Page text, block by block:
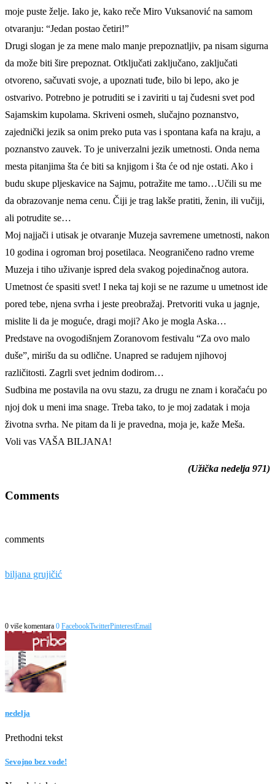
moje puste želje. Iako je, kako reče Miro Vuksanović na samom
otvaranju: “Jedan postao četiri!”
Drugi slogan je za mene malo manje prepoznatljiv, pa nisam sigurna
da može biti šire prepoznat. Otključati zaključano, zaključati
otvoreno, sačuvati svoje, a upoznati tuđe, bilo bi lepo, ako je
ostvarivo. Potrebno je potruditi se i zaviriti u taj čudesni svet pod
Sajamskim kupolama. Skriveni osmeh, slučajno poznanstvo,
zajednički jezik sa onim preko puta vas i spontana kafa na kraju, a
poznanstvo zauvek. To je univerzalni jezik umetnosti. Onda nema
mesta pitanjima šta će biti sa knjigom i šta će od nje ostati. Ako i
budu skupe pljeskavice na Sajmu, potražite me tamo…Učili su me
da obrazovanje nema cenu. Čiji je trag lakše pratiti, ženin, ili vučiji,
ali potrudite se…
Moj najjači i utisak je otvaranje Muzeja savremene umetnosti, nakon
10 godina i ogroman broj posetilaca. Neograničeno radno vreme
Muzeja i tiho uživanje ispred dela svakog pojedinačnog autora.
Umetnost će spasiti svet! I neka taj koji se ne razume u umetnost ide
pored tebe, njena svrha i jeste preobražaj. Pretvoriti vuka u jagnje,
mislite li da je moguće, dragi moji? Ako je mogla Aska…
Predstave na ovogodišnjem Zoranovom festivalu “Za ovo malo
duše”, mirišu da su odlične. Unapred se radujem njihovoj
različitosti. Zagrli svet jednim dodirom…
Sudbina me postavila na ovu stazu, za drugu ne znam i koračaću po
njoj dok u meni ima snage. Treba tako, to je moj zadatak i moja
životna svrha. Ne pitam da li je pravedna, moja je, kaže Meša.
Voli vas VAŠA BILJANA!
(Užička nedelja 971)
Comments
comments
biljana grujičić
0 više komentara 0 FacebookTwitterPinterestEmail
nedelja
Prethodni tekst
Sevojno bez vode!